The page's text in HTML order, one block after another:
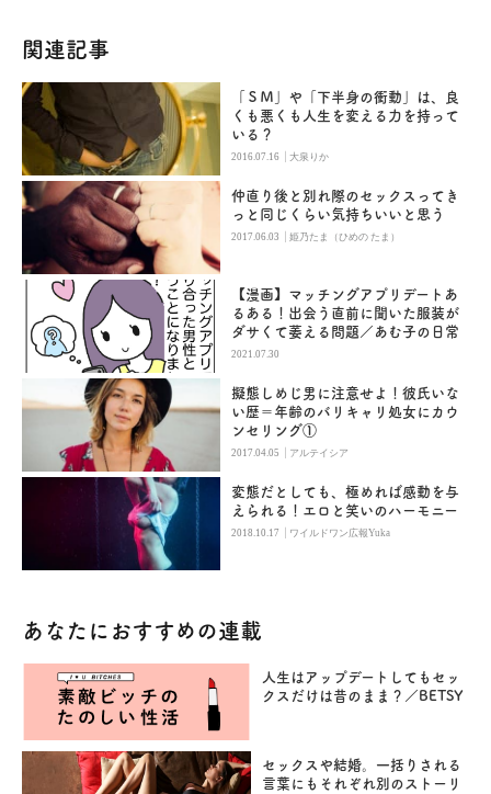
関連記事
「ＳＭ」や「下半身の衝動」は、良
くも悪くも人生を変える力を持って
いる？
2016.07.16 |大泉りか
仲直り後と別れ際のセックスってき
っと同じくらい気持ちいいと思う
2017.06.03 |姫乃たま（ひめの たま）
【漫画】マッチングアプリデートあ
るある！出会う直前に聞いた服装が
ダサくて萎える問題／あむ子の日常
2021.07.30
擬態しめじ男に注意せよ！彼氏いな
い歴＝年齢のバリキャリ処女にカウ
ンセリング①
2017.04.05 | アルテイシア
変態だとしても、極めれば感動を与
えられる！エロと笑いのハーモニー
2018.10.17 | ワイルドワン広報Yuka
あなたにおすすめの連載
人生はアップデートしてもセッ
クスだけは昔のまま？／BETSY
セックスや結婚。一括りされる
言葉にもそれぞれ別のストーリ